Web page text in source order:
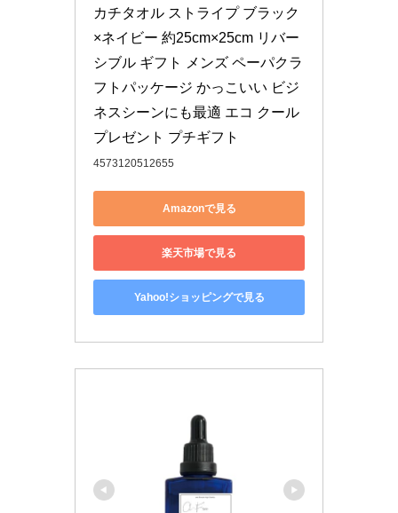
カチタオル ストライプ ブラック
×ネイビー 約25cm×25cm リバー
シブル ギフト メンズ ペーパクラ
フトパッケージ かっこいい ビジ
ネスシーンにも最適 エコ クール
プレゼント プチギフト
4573120512655
Amazonで見る
楽天市場で見る
Yahoo!ショッピングで見る